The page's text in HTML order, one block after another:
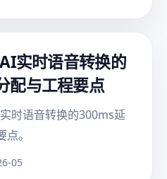
实时语音转换的
配与工程要点
时语音转换的300ms延
。
05